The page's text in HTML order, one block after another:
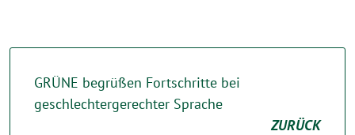
GRÜNE begrüßen Fortschritte bei
geschlechtergerechter Sprache
ZURÜCK